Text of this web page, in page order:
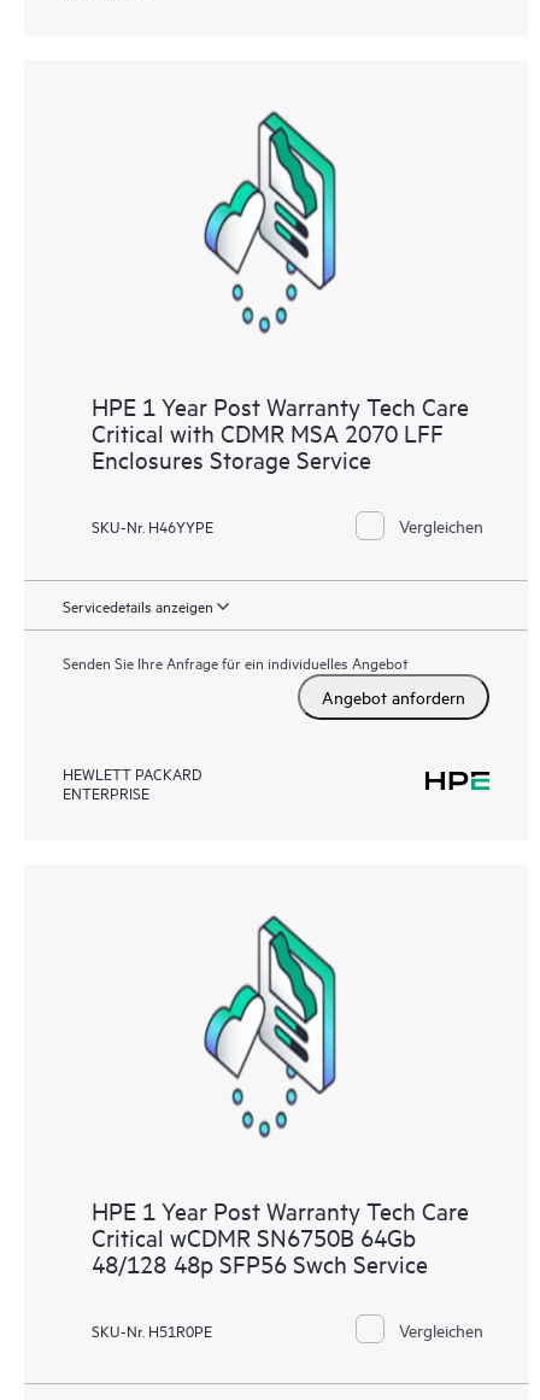
HPE 1 Year Post Warranty Tech Care
Critical with CDMR MSA 2070 LFF
Enclosures Storage Service
SKU-Nr. H46YYPE Vergleichen
Servicedetails anzeigen
Senden Sie Ihre Anfrage für ein individuelles Angebot
Angebot anfordern
HEWLETT PACKARD
ENTERPRISE
HPE 1 Year Post Warranty Tech Care
Critical wCDMR SN6750B 64Gb
48/128 48p SFP56 Swch Service
SKU-Nr. H51R0PE Vergleichen